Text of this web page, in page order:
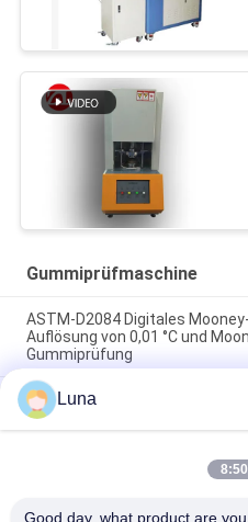
Gummiprüfmaschine
ASTM-D2084 Digitales
Auflösung von 0,01 °C und
Gummiprüfung
Labor benutzte einzelnes
Gummiprüfmaschine ohne Rotor
ISO 180 Digital Charpy Impact
Schlaggeschwindigkeit von
Luna
Good day, what product are